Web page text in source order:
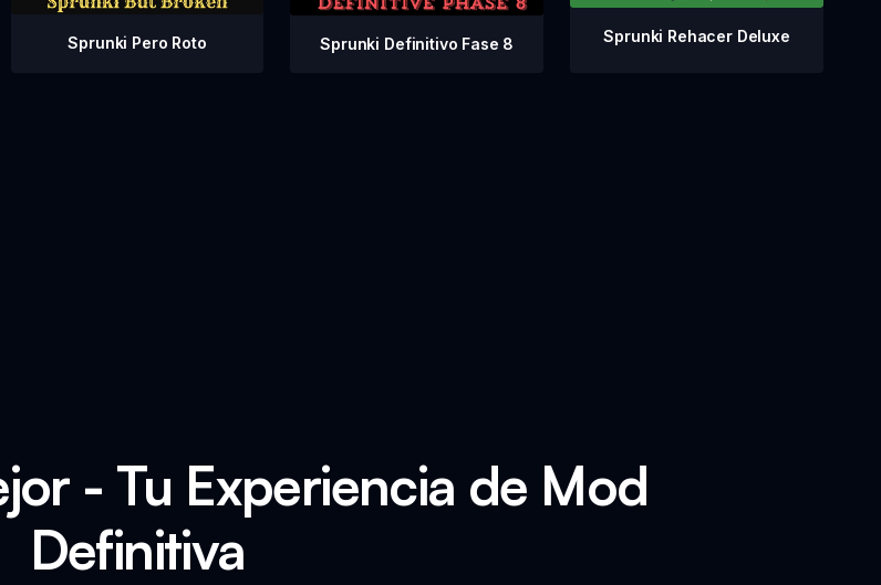
Sprunki Pero Roto Sprunki Definitivo Fase 8 Sprunki Rehacer Deluxe
- Tu Experiencia de Mod
Definitiva